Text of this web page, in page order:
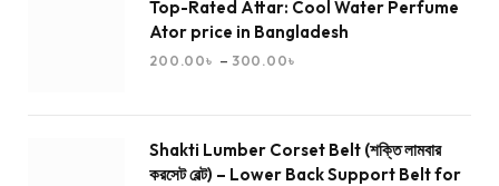
Top-Rated Attar: Cool Water Perfume
Ator price in Bangladesh
200.00৳ – 300.00৳
Shakti Lumber Corset Belt (শক্তি লামবার
করসেট বেল্ট) – Lower Back Support Belt for